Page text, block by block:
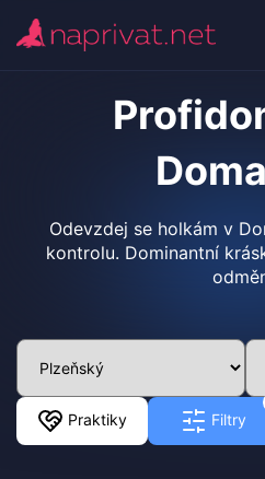
Odevzdej se holkám v
kontrolu. Dominantní
Praktiky Filtry